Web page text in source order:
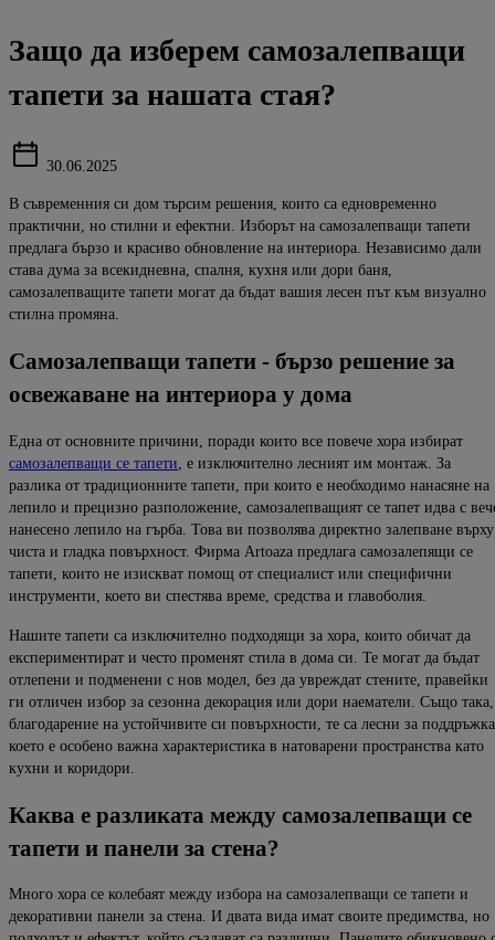
Защо да изберем самозалепващи
тапети за нашата стая?
30.06.2025
В съвременния си дом търсим решения, които са едновременно
практични, но стилни и ефектни. Изборът на самозалепващи тапети
предлага бързо и красиво обновление на интериора. Независимо дали
става дума за всекидневна, спалня, кухня или дори баня,
самозалепващите тапети могат да бъдат вашия лесен път към визуално
стилна промяна.
Самозалепващи тапети - бързо решение за
освежаване на интериора у дома
Една от основните причини, поради които все повече хора избират
самозалепващи се тапети , е изключително лесният им монтаж. За
разлика от традиционните тапети, при които е необходимо нанасяне на
лепило и прецизно разположение, самозалепващият се тапет идва с
нанесено лепило на гърба. Това ви позволява директно залепване върху
чиста и гладка повърхност. Фирма Artoaza предлага самозалепящи се
тапети, които не изискват помощ от специалист или специфични
инструменти, което ви спестява време, средства и главоболия.
Нашите тапети са изключително подходящи за хора, които обичат да
експериментират и често променят стила в дома си. Те могат да бъдат
отлепени и подменени с нов модел, без да увреждат стените, правейки
ги отличен избор за сезонна декорация или дори наематели. Също така,
благодарение на устойчивите си повърхности, те са лесни за
което е особено важна характеристика в натоварени пространства като
кухни и коридори.
Каква е разликата между самозалепващи се
тапети и панели за стена?
Много хора се колебаят между избора на самозалепващи се тапети и
декоративни панели за стена. И двата вида имат своите предимства, но